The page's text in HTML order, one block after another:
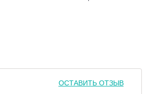
ОСТАВИТЬ ОТЗЫВ